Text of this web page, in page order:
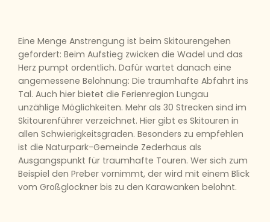
Eine Menge Anstrengung ist beim Skitourengehen
gefordert: Beim Aufstieg zwicken die Wadel und das
Herz pumpt ordentlich. Dafür wartet danach eine
angemessene Belohnung: Die traumhafte Abfahrt ins
Tal. Auch hier bietet die Ferienregion Lungau
unzählige Möglichkeiten. Mehr als 30 Strecken sind im
Skitourenführer verzeichnet. Hier gibt es Skitouren in
allen Schwierigkeitsgraden. Besonders zu empfehlen
ist die Naturpark-Gemeinde Zederhaus als
Ausgangspunkt für traumhafte Touren. Wer sich zum
Beispiel den Preber vornimmt, der wird mit einem Blick
vom Großglockner bis zu den Karawanken belohnt.